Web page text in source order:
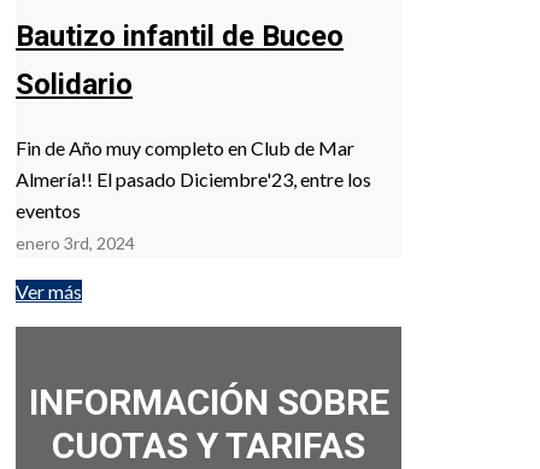
Bautizo infantil de Buceo
Solidario
Fin de Año muy completo en Club de Mar
Almería!! El pasado Diciembre'23, entre los
eventos
enero 3rd, 2024
Ver más
INFORMACIÓN SOBRE
CUOTAS Y TARIFAS